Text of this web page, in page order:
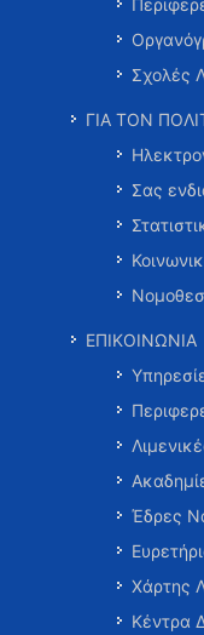
Σχολές
ΓΙΑ ΤΟΝ
Σας
ΕΠΙΚΟΙΝΩΝΙΑ
Έδρες
Χάρτης
Κέντρα